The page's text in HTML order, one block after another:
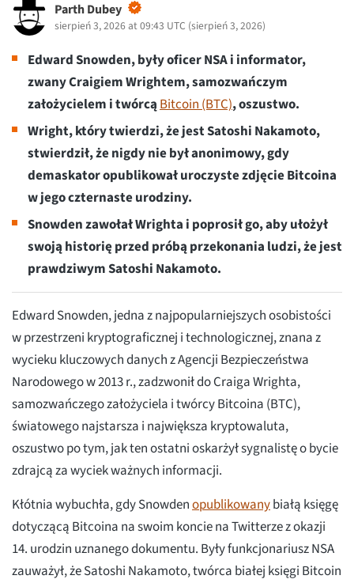
Parth Dubey
sierpień 3, 2026 at 09:43 UTC (sierpień 3, 2026)
Edward Snowden, były oficer NSA i informator,
zwany Craigiem Wrightem, samozwańczym
założycielem i twórcąBitcoin (BTC), oszustwo.
Wright, który twierdzi, że jest Satoshi Nakamoto,
stwierdził, że nigdy nie był anonimowy, gdy
demaskator opublikował uroczyste zdjęcie Bitcoina
w jego czternaste urodziny.
Snowden zawołał Wrighta i poprosił go, aby ułożył
swoją historię przed próbą przekonania ludzi, że jest
prawdziwym Satoshi Nakamoto.
Edward Snowden, jedna z najpopularniejszych osobistości
w przestrzeni kryptograficznej i technologicznej, znana z
wycieku kluczowych danych z Agencji Bezpieczeństwa
Narodowego w 2013 r., zadzwonił do Craiga Wrighta,
samozwańczego założyciela i twórcy Bitcoina (BTC),
światowego najstarsza i największa kryptowaluta,
oszustwo po tym, jak ten ostatni oskarżył sygnalistę o bycie
zdrajcą za wyciek ważnych informacji.
Kłótnia wybuchła, gdy Snowdenopublikowanybiałą księgę
dotyczącą Bitcoina na swoim koncie na Twitterze z okazji
14. urodzin uznanego dokumentu. Były funkcjonariusz NSA
zauważył, że Satoshi Nakamoto, twórca białej księgi Bitcoin